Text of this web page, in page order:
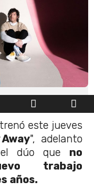
este jueves
Away", adelanto
dúo que no
trabajo
años.